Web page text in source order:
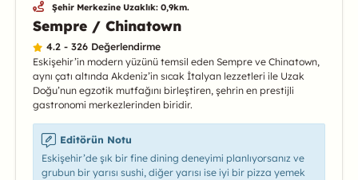
Şehir Merkezine Uzaklık: 0,9km.
Sempre / Chinatown
4.2 - 326 Değerlendirme
Eskişehir’in modern yüzünü temsil eden Sempre ve Chinatown,
aynı çatı altında Akdeniz’in sıcak İtalyan lezzetleri ile Uzak
Doğu’nun egzotik mutfağını birleştiren, şehrin en prestijli
gastronomi merkezlerinden biridir.
Editörün Notu
Eskişehir’de şık bir fine dining deneyimi planlıyorsanız ve
grubun bir yarısı sushi, diğer yarısı ise iyi bir pizza yemek